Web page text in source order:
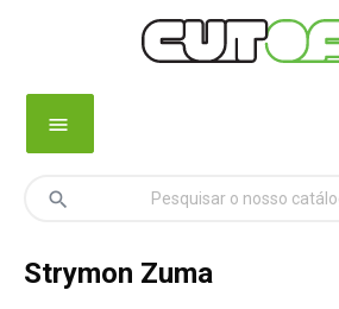
menu
search
Strymon Zuma